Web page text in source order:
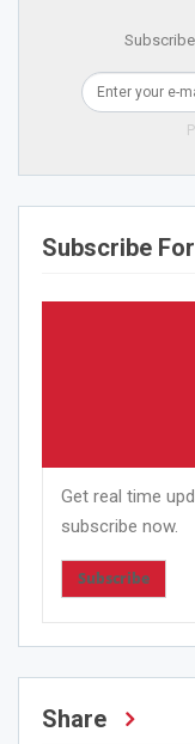
Subscribe
Get real time
subscribe now.
Subscribe
Share